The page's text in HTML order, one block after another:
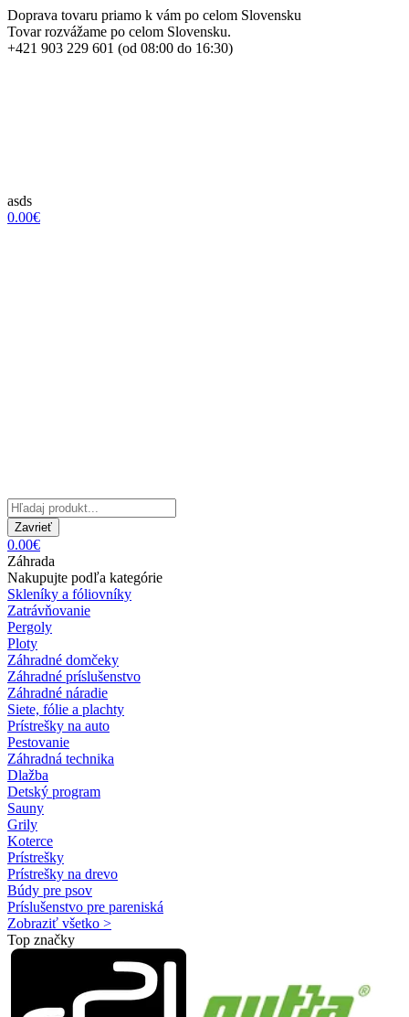
Doprava tovaru priamo k vám po celom Slovensku
Tovar rozvážame po celom Slovensku.
+421 903 229 601 (od 08:00 do 16:30)
asds
0.00€
Zavrieť
0.00€
Záhrada
Nakupujte podľa kategórie
Skleníky a fóliovníky
Zatrávňovanie
Pergoly
Ploty
Záhradné domčeky
Záhradné príslušenstvo
Záhradné náradie
Siete, fólie a plachty
Prístrešky na auto
Pestovanie
Záhradná technika
Dlažba
Detský program
Sauny
Grily
Koterce
Prístrešky
Prístrešky na drevo
Búdy pre psov
Príslušenstvo pre pareniská
Zobraziť všetko >
Top značky